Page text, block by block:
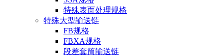
特殊表面处理规格
特殊大型输送链
FB规格
FBXA规格
段差套筒输送链